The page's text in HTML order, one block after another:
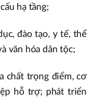
hạ tầng;
đào tạo, y tế, thể
văn hóa dân tộc;
chất trọng điểm, cơ
hỗ trợ; phát triển